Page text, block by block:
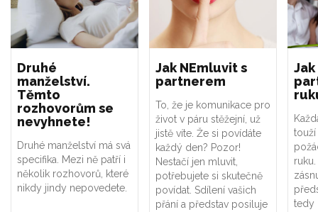
Druhé
manželství.
Těmto
rozhovorům se
nevyhnete!
Druhé manželství má svá
specifika. Mezi ně patří i
několik rozhovorů, které
nikdy jindy nepovedete.
Jak NEmluvit s
partnerem
To, že je komunikace pro
život v páru stěžejní, už
jistě víte. Že si povídáte
každý den? Pozor!
Nestačí jen mluvit,
potřebujete si skutečně
povídat. Sdílení vašich
přání a představ posiluje
tedy